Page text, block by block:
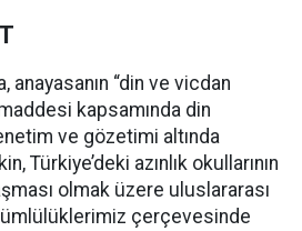
anayasanın “din ve vicdan
kapsamında din
ve gözetimi altında
Türkiye’deki azınlık okullarının
olmak üzere uluslararası
çerçevesinde